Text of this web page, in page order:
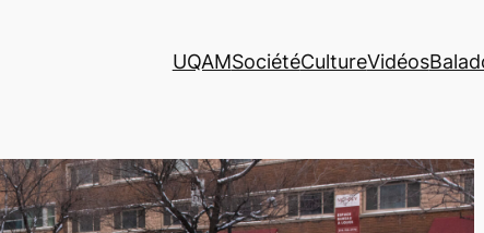
UQAMSociétéCultureVidéos